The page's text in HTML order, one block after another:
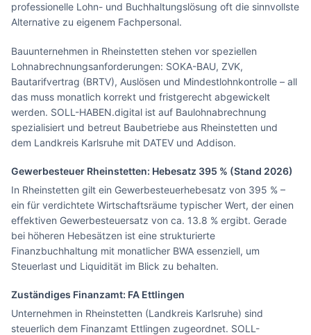
professionelle Lohn- und Buchhaltungslösung oft die sinnvollste
Alternative zu eigenem Fachpersonal.
Bauunternehmen in Rheinstetten stehen vor speziellen
Lohnabrechnungsanforderungen: SOKA-BAU, ZVK,
Bautarifvertrag (BRTV), Auslösen und Mindestlohnkontrolle – all
das muss monatlich korrekt und fristgerecht abgewickelt
werden. SOLL-HABEN.digital ist auf Baulohnabrechnung
spezialisiert und betreut Baubetriebe aus Rheinstetten und
dem Landkreis Karlsruhe mit DATEV und Addison.
Gewerbesteuer Rheinstetten: Hebesatz 395 % (Stand 2026)
In Rheinstetten gilt ein Gewerbesteuerhebesatz von 395 % –
ein für verdichtete Wirtschaftsräume typischer Wert, der einen
effektiven Gewerbesteuersatz von ca. 13.8 % ergibt. Gerade
bei höheren Hebesätzen ist eine strukturierte
Finanzbuchhaltung mit monatlicher BWA essenziell, um
Steuerlast und Liquidität im Blick zu behalten.
Zuständiges Finanzamt: FA Ettlingen
Unternehmen in Rheinstetten (Landkreis Karlsruhe) sind
steuerlich dem Finanzamt Ettlingen zugeordnet. SOLL-